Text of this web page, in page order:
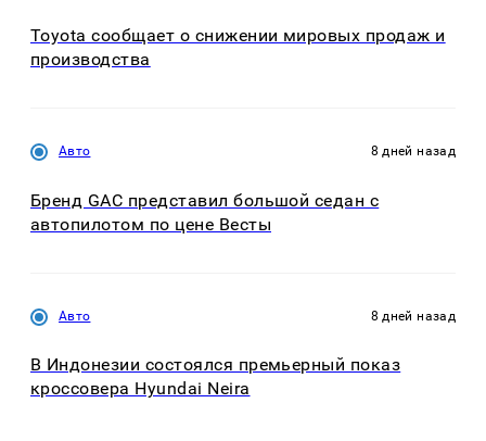
Toyota сообщает о снижении мировых продаж и
производства
Авто 8 дней назад
Бренд GAC представил большой седан с
автопилотом по цене Весты
Авто 8 дней назад
В Индонезии состоялся премьерный показ
кроссовера Hyundai Neira